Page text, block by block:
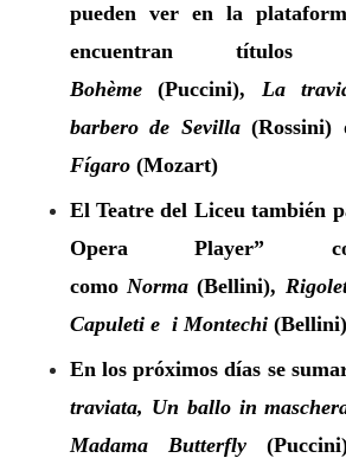
pueden ver en la
encuentran
Bohème(Puccini), La
barbero de Sevilla
Fígaro(Mozart)
El Teatre del Liceu también
Opera Player”
comoNorma(Bellini),
Capuleti e i Montechi(Bellini)
En los próximos días se
traviata, Un ballo in
Madama Butterfly